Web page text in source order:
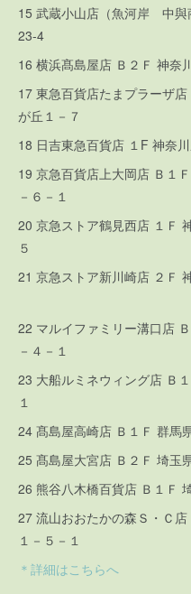
15 武蔵小山店（魚河岸 中與
23-4
16 横浜髙島屋店 Ｂ２Ｆ 神奈
17 東急百貨店たまプラーザ
が丘１－７
18 日吉東急百貨店 １F 神奈
19 京急百貨店上大岡店 Ｂ１
－６－１
20 京急ストア鶴見西店 １Ｆ
５
21 京急ストア新川崎店 ２Ｆ
22 マルイファミリー溝口店
－４－１
23 大船ルミネウィング店 Ｂ
１
24 髙島屋高崎店 Ｂ１Ｆ 群馬
25 髙島屋大宮店 Ｂ２Ｆ 埼玉
26 熊谷八木橋百貨店 Ｂ１Ｆ
27 流山おおたかの森Ｓ・Ｃ
１－５－１
＊詳細はこちらへ